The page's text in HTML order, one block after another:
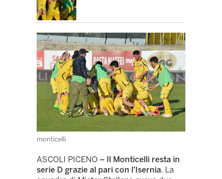
monticelli
ASCOLI PICENO – Il Monticelli resta in
serie D grazie al pari con l’Isernia. La